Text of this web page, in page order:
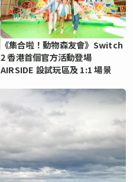
《集合啦！動物森友會》Switch
2 香港首個官方活動登場
AIRSIDE 設試玩區及 1:1 場景